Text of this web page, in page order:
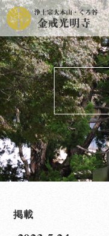
掲載